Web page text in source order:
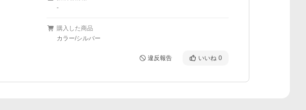
-
購入した商品
カラー/シルバー
違反報告 いいね 0